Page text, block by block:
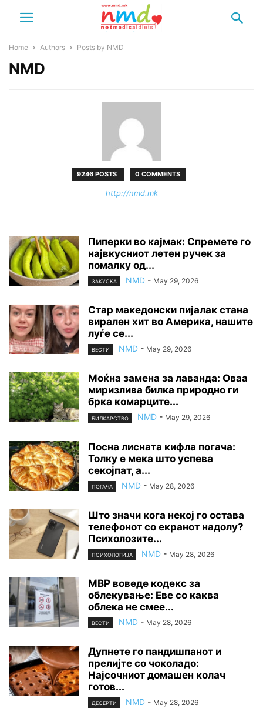
Home Authors Posts by NMD
NMD
9246 POSTS 0 COMMENTS
http://nmd.mk
Пиперки во кајмак: Спремете го
највкусниот летен ручек за
помалку од...
ЗАКУСКА NMD - May 29, 2026
Стар македонски пијалак стана
вирален хит во Америка, нашите
луѓе се...
ВЕСТИ NMD - May 29, 2026
Моќна замена за лаванда: Оваа
миризлива билка природно ги
брка комарците...
БИЛКАРСТВО NMD - May 29, 2026
Посна лисната кифла погача:
Толку е мека што успева
секојпат, а...
ПОГАЧА NMD - May 28, 2026
Што значи кога некој го остава
телефонот со екранот надолу?
Психолозите...
ПСИХОЛОГИЈА NMD - May 28, 2026
МВР воведе кодекс за
облекување: Еве со каква
облека не смее...
ВЕСТИ NMD - May 28, 2026
Дупнете го пандишпанот и
прелијте со чоколадо:
Најсочниот домашен колач
готов...
ДЕСЕРТИ NMD - May 28, 2026